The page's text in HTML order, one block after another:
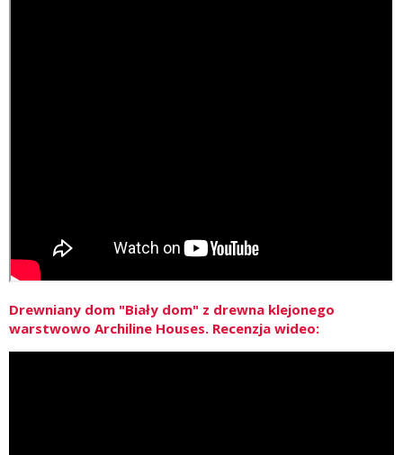
Drewniany dom "Biały dom" z drewna klejonego
warstwowo Archiline Houses. Recenzja wideo: